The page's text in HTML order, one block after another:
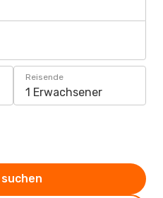
Reisende
1 Erwachsener